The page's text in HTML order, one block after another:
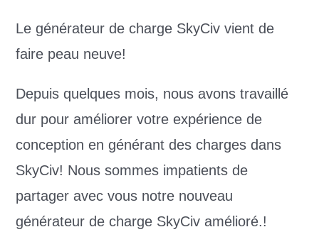
Le générateur de charge SkyCiv vient de
faire peau neuve!
Depuis quelques mois, nous avons travaillé
dur pour améliorer votre expérience de
conception en générant des charges dans
SkyCiv! Nous sommes impatients de
partager avec vous notre nouveau
générateur de charge SkyCiv amélioré.!